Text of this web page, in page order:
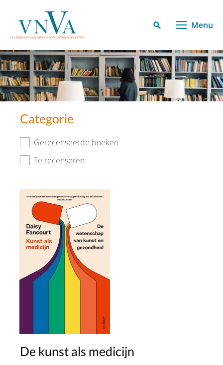
Menu
Categorie
Gerecenseerde boeken
Te recenseren
De kunst als medicijn